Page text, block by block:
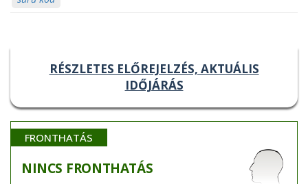
RÉSZLETES ELŐREJELZÉS, AKTUÁLIS
IDŐJÁRÁS
FRONTHATÁS
NINCS FRONTHATÁS